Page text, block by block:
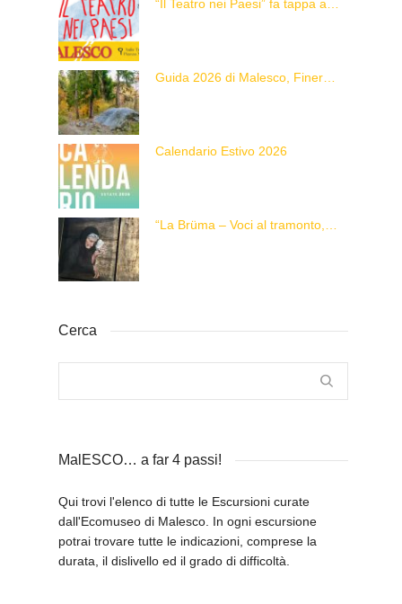
“Il Teatro nei Paesi” fa tappa a Malesco
Calendario Estivo 2026
Cerca
MalESCO… a far 4 passi!
Qui trovi l'elenco di tutte le Escursioni curate
dall'Ecomuseo di Malesco. In ogni escursione
potrai trovare tutte le indicazioni, comprese la
durata, il dislivello ed il grado di difficoltà.